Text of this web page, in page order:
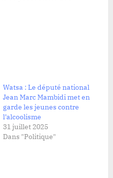
Watsa : Le député national
Jean Marc Mambidi met en
garde les jeunes contre
l’alcoolisme
31 juillet 2025
Dans "Politique"